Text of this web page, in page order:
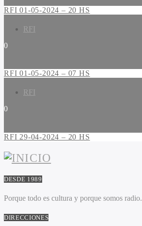
RFI 01-05-2024 – 20 HS
RFI
0
RFI 01-05-2024 – 07 HS
RFI
0
RFI 29-04-2024 – 20 HS
DESDE 1989
Porque todo es cultura y porque somos radio.
DIRECCIONES